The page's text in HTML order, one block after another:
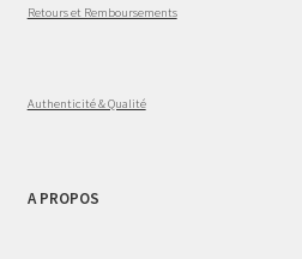
Retours et Remboursements
Authenticité & Qualité
A PROPOS